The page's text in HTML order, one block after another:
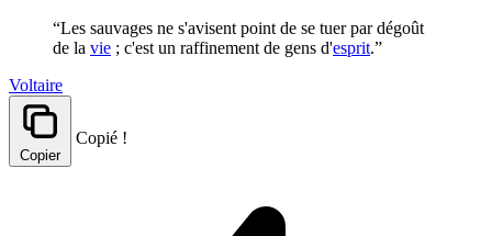
“Les sauvages ne s'avisent point de se tuer par dégoût
de la vie ; c'est un raffinement de gens d'esprit.”
Voltaire
Copier
Copié !